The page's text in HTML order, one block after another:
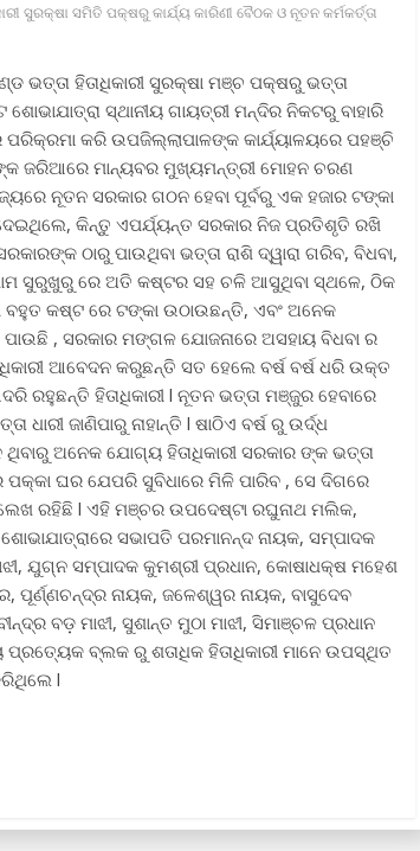
ସୁରକ୍ଷା ସମିତି ପକ୍ଷରୁ କାର୍ଯ୍ୟ କାରିଣୀ ବୈଠକ ଓ ନୂତନ କର୍ମକର୍ତ୍ତା
ଭତ୍ତା ହିତାଧିକାରୀ ସୁରକ୍ଷା ମଞ୍ଚ ପକ୍ଷରୁ ଭତ୍ତା
ଶୋଭାଯାତ୍ରା ସ୍ଥାନୀୟ ଗାୟତ୍ରୀ ମନ୍ଦିର ନିକଟରୁ ବାହାରି
ପରିକ୍ରମା କରି ଉପଜିଲ୍ଲାପାଳଙ୍କ କାର୍ଯ୍ୟାଳୟରେ ପହଞ୍ଚି
ଙ୍କ ଜରିଆରେ ମାନ୍ୟବର ମୁଖ୍ୟମନ୍ତ୍ରୀ ମୋହନ ଚରଣ
ନୂତନ ସରକାର ଗଠନ ହେବା ପୂର୍ବରୁ ଏକ ହଜାର ଟଙ୍କା
ଦେଇଥିଲେ, କିନ୍ତୁ ଏପର୍ଯ୍ୟନ୍ତ ସରକାର ନିଜ ପ୍ରତିଶୃତି ରଖି
ଠାରୁ ପାଉଥିବା ଭତ୍ତା ରାଶି ଦ୍ୱାରା ଗରିବ, ବିଧବା,
ସୁରୁଖୁରୁ ରେ ଅତି କଷ୍ଟର ସହ ଚଳି ଆସୁଥିବା ସ୍ଥଳେ, ଠିକ
ବହୁତ କଷ୍ଟ ରେ ଟଙ୍କା ଉଠାଉଛନ୍ତି, ଏବଂ ଅନେକ
, ସରକାର ମଙ୍ଗଳ ଯୋଜନାରେ ଅସହାୟ ବିଧବା ର
ଆବେଦନ କରୁଛନ୍ତି ସତ ହେଲେ ବର୍ଷ ବର୍ଷ ଧରି ଉକ୍ତ
ହିତାଧିକାରୀ l ନୂତନ ଭତ୍ତା ମଞ୍ଜୁର ହେବାରେ
ଜାଣିପାରୁ ନାହାନ୍ତି l ଷାଠିଏ ବର୍ଷ ରୁ ଉର୍ଦ୍ଧ
ଅନେକ ଯୋଗ୍ୟ ହିତାଧିକାରୀ ସରକାର ଙ୍କ ଭତ୍ତା
ଘର ଯେପରି ସୁବିଧାରେ ମିଳି ପାରିବ , ସେ ଦିଗରେ
ରହିଛି l ଏହି ମଞ୍ଚର ଉପଦେଷ୍ଟା ରଘୁନାଥ ମଲିକ,
ସଭାପତି ପରମାନନ୍ଦ ନାୟକ, ସମ୍ପାଦକ
ଯୁଗ୍ନ ସମ୍ପାଦକ କୁମଶ୍ରୀ ପ୍ରଧାନ, କୋଷାଧକ୍ଷ ମହେଶ
ପୂର୍ଣ୍ଣଚନ୍ଦ୍ର ନାୟକ, ଜଳେଶ୍ୱର ନାୟକ, ବାସୁଦେବ
ବଡ଼ ମାଝୀ, ସୁଶାନ୍ତ ମୁଠା ମାଝୀ, ସିମାଞ୍ଚଳ ପ୍ରଧାନ
ବ୍ଲକ ରୁ ଶତାଧିକ ହିତାଧିକାରୀ ମାନେ ଉପସ୍ଥିତ
l